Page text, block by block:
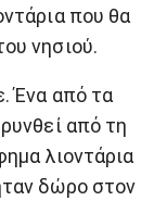
που θα
νησιού.
Ένα από τα
από τη
λιοντάρια
δώρο στον